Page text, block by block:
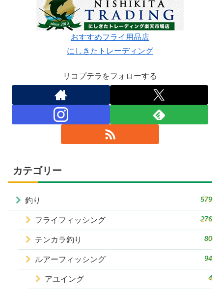
おすすめフライ用品店
にしきたトレーディング
リコプテラをフォローする
カテゴリー
釣り 579
フライフィッシング 276
テンカラ釣り 80
ルアーフィッシング 94
アユイング 4